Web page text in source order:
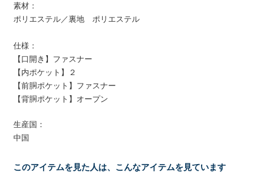
素材：
ポリエステル／裏地 ポリエステル
仕様：
【口開き】ファスナー
【内ポケット】２
【前胴ポケット】ファスナー
【背胴ポケット】オープン
生産国：
中国
このアイテムを見た人は、こんなアイテムを見ています